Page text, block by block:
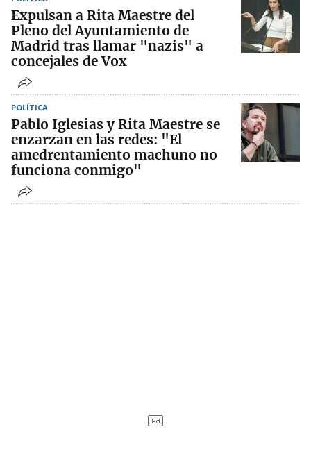
Expulsan a Rita Maestre del
Pleno del Ayuntamiento de
Madrid tras llamar "nazis" a
concejales de Vox
POLÍTICA
Pablo Iglesias y Rita Maestre se
enzarzan en las redes: "El
amedrentamiento machuno no
funciona conmigo"